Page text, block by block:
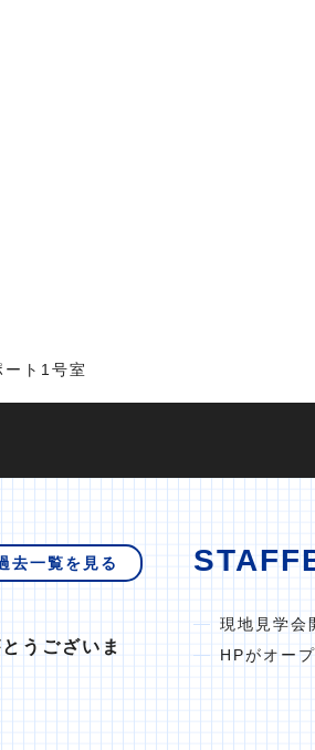
ート1号室
うございま
去一覧を見る
現地見学会
HPがオー